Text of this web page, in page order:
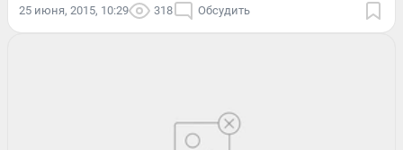
25 июня, 2015, 10:29 318 Обсудить